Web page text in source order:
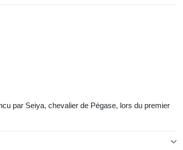
par Seiya, chevalier de Pégase, lors du premier